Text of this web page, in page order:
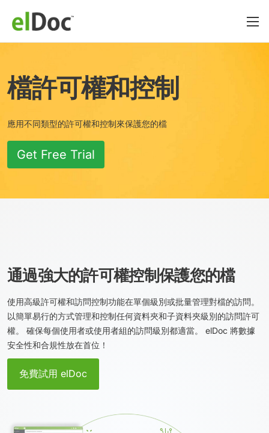
檔許可權和控制
應用不同類型的許可權和控制來保護您的檔
Get Free Trial
通過強大的許可權控制保護您的檔
使用高級許可權和訪問控制功能在單個級別或批量管理對檔的訪問。
以簡單易行的方式管理和控制任何資料夾和子資料夾級別的訪問許可
權。 確保每個使用者或使用者組的訪問級別都適當。 elDoc 將數據
安全性和合規性放在首位！
免費試用 elDoc